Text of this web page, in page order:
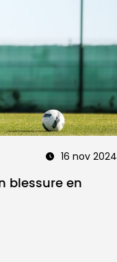
16 nov 2024
blessure en